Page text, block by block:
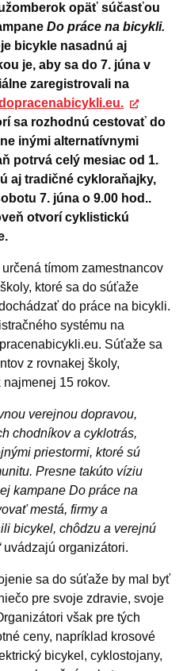
opäť súčasťou
Do práce na bicykli.
bicykle nasadnú aj
je, aby sa do 7. júna v
zaregistrovali na
sa rozhodnú cestovať do
inými alternatívnymi
potrvá celý mesiac od 1.
aj tradičné cykloraňajky,
7. júna o 9.00 hod..
otvorí cyklistickú
tímom zamestnancov
ktoré sa do súťaže
do práce na bicykli.
systému na
Súťaže sa
z rovnakej školy,
15 rokov.
verejnou dopravou,
chodníkov a cyklotrás,
priestormi, ktoré sú
Presne takúto víziu
kampane Do práce na
mestá, firmy a
bicykel, chôdzu a verejnú
uvádzajú organizátori.
sa do súťaže by mal byť
pre svoje zdravie, svoje
však pre tých
ceny, napríklad krosové
bicykel, cyklostojany,